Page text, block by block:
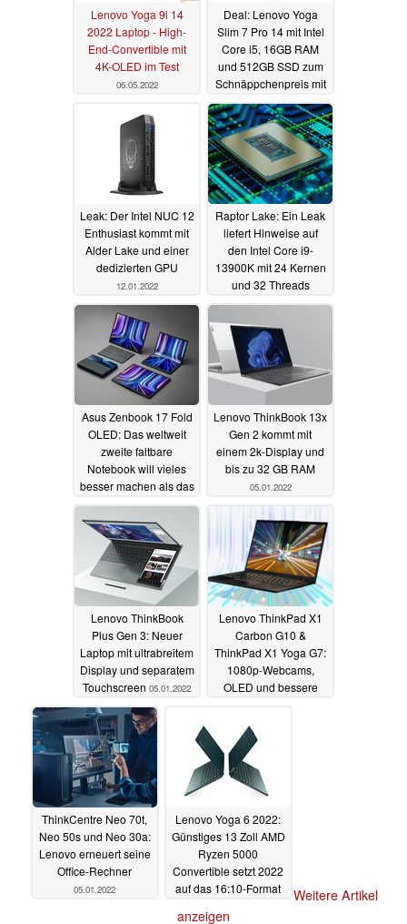
Lenovo Yoga 9i 14
2022 Laptop - High-
End-Convertible mit
4K-OLED im Test
06.05.2022
Deal: Lenovo Yoga
Slim 7 Pro 14 mit Intel
Core i5, 16GB RAM
und 512GB SSD zum
Schnäppchenpreis mit
20% Ersparnis
08.02.2022
Leak: Der Intel NUC 12
Enthusiast kommt mit
Alder Lake und einer
dedizierten GPU
12.01.2022
Raptor Lake: Ein Leak
liefert Hinweise auf
den Intel Core i9-
13900K mit 24 Kernen
und 32 Threads
10.01.2022
Asus Zenbook 17 Fold
OLED: Das weltweit
zweite faltbare
Notebook will vieles
besser machen als das
Lenovo Thinkpad X1
Fold05.01.2022
Lenovo ThinkBook 13x
Gen 2 kommt mit
einem 2k-Display und
bis zu 32 GB RAM
05.01.2022
Lenovo ThinkBook
Plus Gen 3: Neuer
Laptop mit ultrabreitem
Display und separatem
Touchscreen 05.01.2022
Lenovo ThinkPad X1
Carbon G10 &
ThinkPad X1 Yoga G7:
1080p-Webcams,
OLED und bessere
ThinkCentre Neo 70t,
Neo 50s und Neo 30a:
Lenovo erneuert seine
Office-Rechner
05.01.2022
Lenovo Yoga 6 2022:
Günstiges 13 Zoll AMD
Ryzen 5000
Convertible setzt 2022
auf das 16:10-Format
Weitere Artikel
anzeigen